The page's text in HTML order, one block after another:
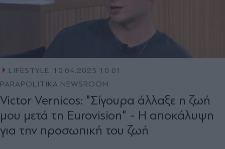
LIFESTYLE 10.04.2025 10:01
PARAPOLITIKA NEWSROOM
Victor Vernicos: "Σίγουρα άλλαξε η ζωή
μου μετά τη Eurovision" - Η αποκάλυψη
για την προσωπική του ζωή